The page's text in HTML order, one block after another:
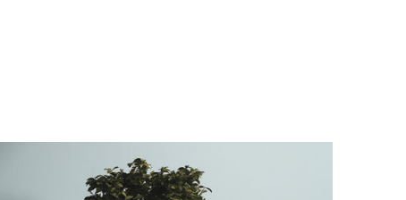
differenti a seconda del getto, questa
o una consolle sospesa e in base a tale